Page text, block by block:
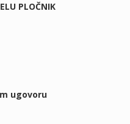
PLOČNIK
ugovoru